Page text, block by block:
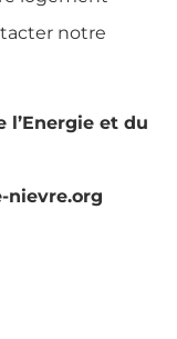
notre
l’Energie et du
nievre.org